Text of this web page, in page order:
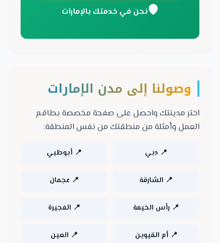
نحن في خدمتك بالإمارات
وصولنا إلى مدن الإمارات
اختر مدينتك واحصل على صفحة مخصصة بطاقم
العمل وأمثلة من منطقتك من نفس المنطقة:
📍 دبي 📍 أبوظبي
📍 الشارقة 📍 عجمان
📍 رأس الخيمة 📍 الفجيرة
📍 أم القيوين 📍 العين